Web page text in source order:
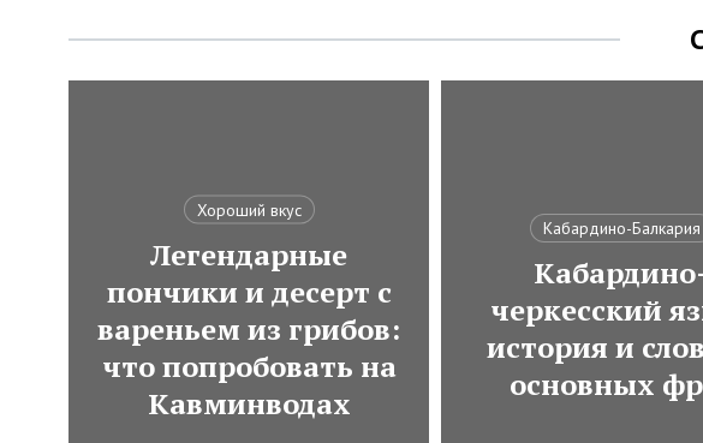
Хороший вкус
Легендарные
пончики и десерт с
вареньем из грибов:
что попробовать на
Кавминводах
Кабардино-Балкария
черкесский
история и
основных